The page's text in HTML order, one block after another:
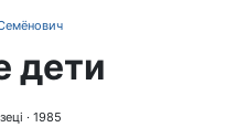
дети
· 1985